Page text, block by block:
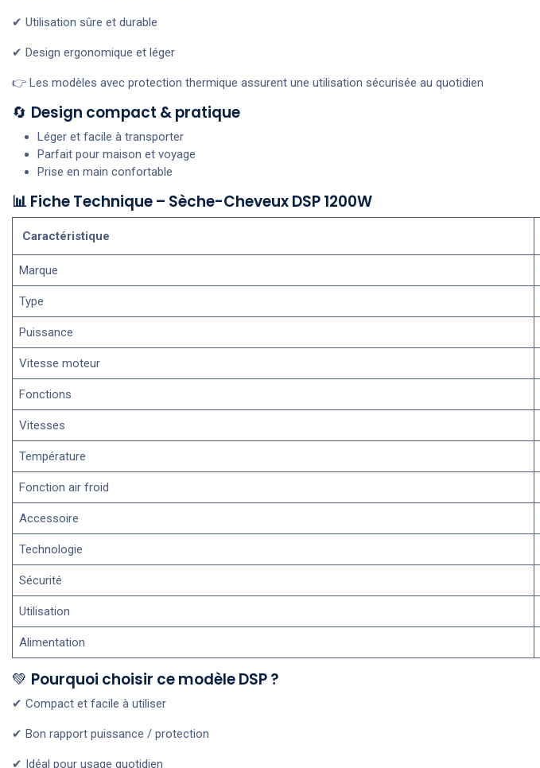
✔ Utilisation sûre et durable
✔ Design ergonomique et léger
👉 Les modèles avec protection thermique assurent une utilisation sécurisée au quotidien
🔄 Design compact & pratique
Léger et facile à transporter
Parfait pour maison et voyage
Prise en main confortable
📊 Fiche Technique – Sèche-Cheveux DSP 1200W
Caractéristique
Marque
Type
Puissance
Vitesse moteur
Fonctions
Vitesses
Température
Fonction air froid
Accessoire
Technologie
Sécurité
Utilisation
Alimentation
💚 Pourquoi choisir ce modèle DSP ?
✔ Compact et facile à utiliser
✔ Bon rapport puissance / protection
✔ Idéal pour usage quotidien